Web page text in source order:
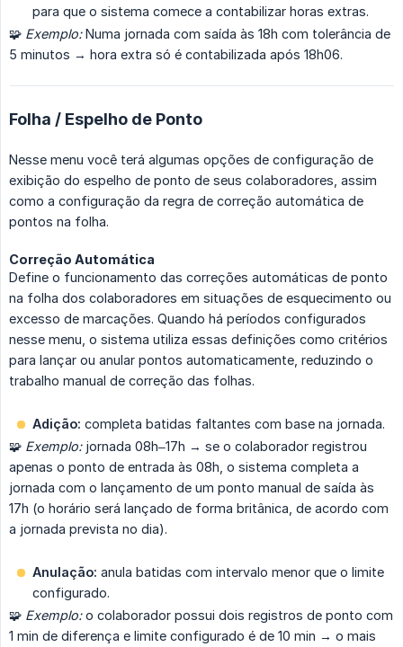
para que o sistema comece a contabilizar horas extras.
🧩 Exemplo:Numa jornada com saída às 18h com tolerância de
5 minutos → hora extra só é contabilizada após 18h06.
Folha / Espelho de Ponto
Nesse menu você terá algumas opções de configuração de
exibição do espelho de ponto de seus colaboradores, assim
como a configuração da regra de correção automática de
pontos na folha.
Correção Automática
Define o funcionamento das correções automáticas de ponto
na folha dos colaboradores em situações de esquecimento ou
excesso de marcações. Quando há períodos configurados
nesse menu, o sistema utiliza essas definições como critérios
para lançar ou anular pontos automaticamente, reduzindo o
trabalho manual de correção das folhas.
Adição: completa batidas faltantes com base na jornada.
🧩 Exemplo:jornada 08h–17h → se o colaborador registrou
apenas o ponto de entrada às 08h, o sistema completa a
jornada com o lançamento de um ponto manual de saída às
17h (o horário será lançado de forma britânica, de acordo com
a jornada prevista no dia).
Anulação: anula batidas com intervalo menor que o limite
configurado.
🧩 Exemplo:o colaborador possui dois registros de ponto com
1 min de diferença e limite configurado é de 10 min → o mais